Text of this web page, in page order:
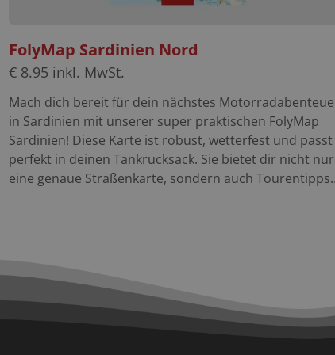
findest Du Viele weitere Motorrad Reiseführer für die
Shop.
FolyMap Sardinien Nord
€ 8.95 inkl. MwSt.
Mach dich bereit für dein nächstes
in Sardinien mit unserer super praktischen FolyMap
Sardinien! Diese Karte ist robust, wetterfest und passt
perfekt in deinen Tankrucksack. Sie bietet dir nicht nur
eine genaue Straßenkarte, sondern auch Tourentipps
Maßstab 1:250 000 Übersichtliche Kartographie
Highlights der Region Schau Dir auch gleich unsere
FolyMap Sardinien Süd an. Entdecke die Welt mit
FolyMaps, Deinen unverzichtbaren Begleitern für